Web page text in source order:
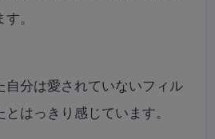
。
自分は愛されていないフィル
はっきり感じています。